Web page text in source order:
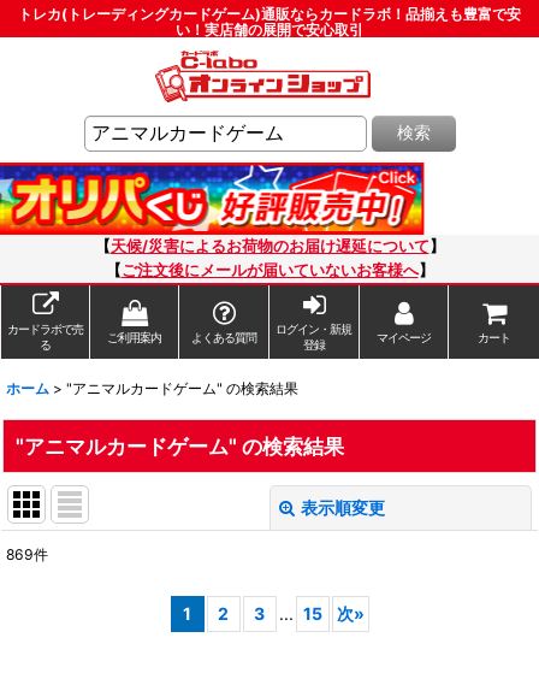
トレカ(トレーディングカードゲーム)通販ならカードラボ！品揃えも豊富で安
い！実店舗の展開で安心取引
検索
【天候/災害によるお荷物のお届け遅延について 】
【ご注文後にメールが届いていないお客様へ】
カードラボで売
る
ご利用案内 よくある質問
ログイン・新規
登録
マイページ カート
ホーム > "アニマルカードゲーム" の検索結果
"アニマルカードゲーム" の検索結果
表示順変更
カードはここで検索!
869件
1 2 3 ... 15 次»